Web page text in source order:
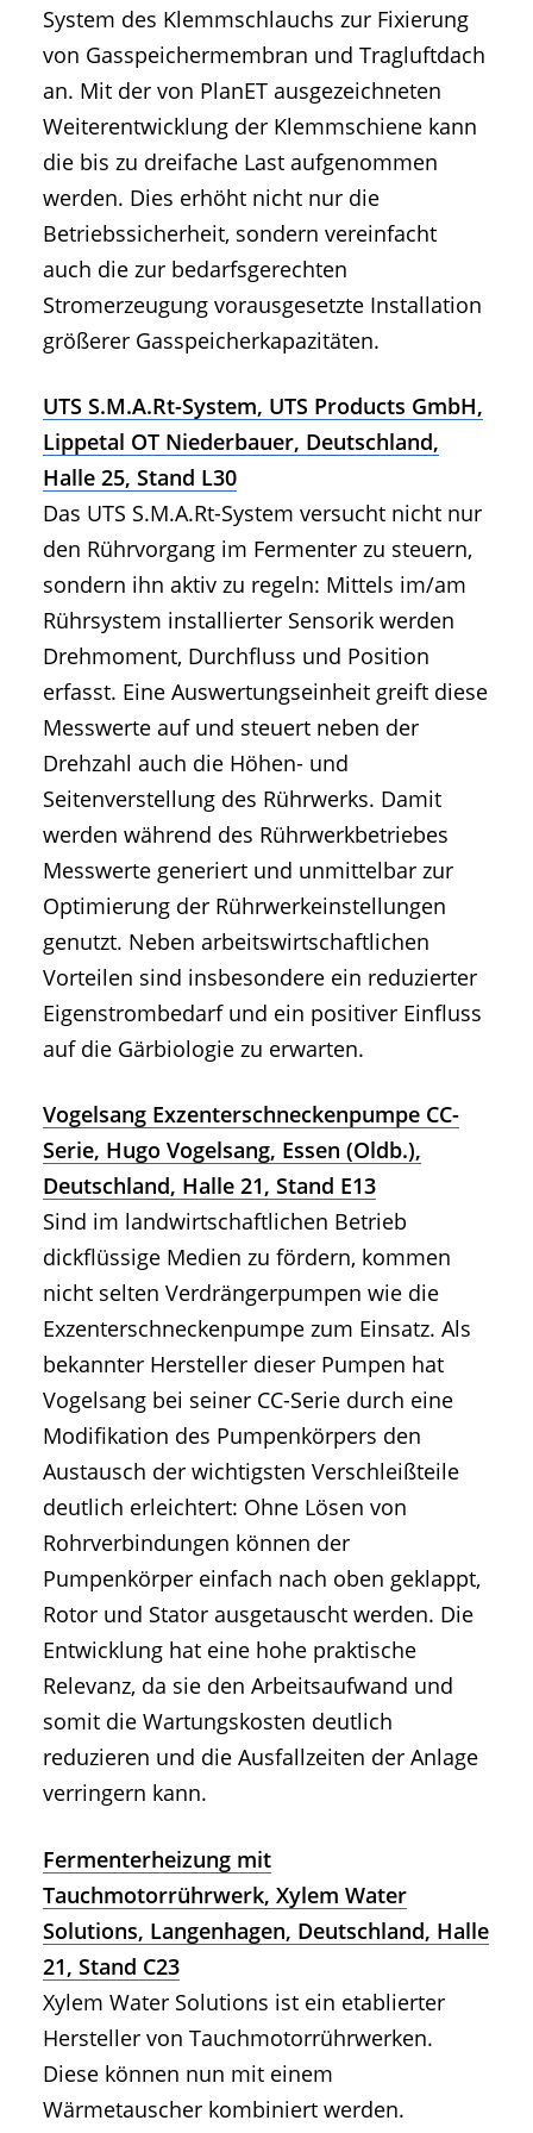
System des Klemmschlauchs zur Fixierung
von Gasspeichermembran und Tragluftdach
an. Mit der von PlanET ausgezeichneten
Weiterentwicklung der Klemmschiene kann
die bis zu dreifache Last aufgenommen
werden. Dies erhöht nicht nur die
Betriebssicherheit, sondern vereinfacht
auch die zur bedarfsgerechten
Stromerzeugung vorausgesetzte Installation
größerer Gasspeicherkapazitäten.
UTS S.M.A.Rt-System, UTS Products GmbH,
Lippetal OT Niederbauer, Deutschland,
Halle 25, Stand L30
Das UTS S.M.A.Rt-System versucht nicht nur
den Rührvorgang im Fermenter zu steuern,
sondern ihn aktiv zu regeln: Mittels im/am
Rührsystem installierter Sensorik werden
Drehmoment, Durchfluss und Position
erfasst. Eine Auswertungseinheit greift diese
Messwerte auf und steuert neben der
Drehzahl auch die Höhen- und
Seitenverstellung des Rührwerks. Damit
werden während des Rührwerkbetriebes
Messwerte generiert und unmittelbar zur
Optimierung der Rührwerkeinstellungen
genutzt. Neben arbeitswirtschaftlichen
Vorteilen sind insbesondere ein reduzierter
Eigenstrombedarf und ein positiver Einfluss
auf die Gärbiologie zu erwarten.
Vogelsang Exzenterschneckenpumpe CC-
Serie, Hugo Vogelsang, Essen (Oldb.),
Deutschland, Halle 21, Stand E13
Sind im landwirtschaftlichen Betrieb
dickflüssige Medien zu fördern, kommen
nicht selten Verdrängerpumpen wie die
Exzenterschneckenpumpe zum Einsatz. Als
bekannter Hersteller dieser Pumpen hat
Vogelsang bei seiner CC-Serie durch eine
Modifikation des Pumpenkörpers den
Austausch der wichtigsten Verschleißteile
deutlich erleichtert: Ohne Lösen von
Rohrverbindungen können der
Pumpenkörper einfach nach oben geklappt,
Rotor und Stator ausgetauscht werden. Die
Entwicklung hat eine hohe praktische
Relevanz, da sie den Arbeitsaufwand und
somit die Wartungskosten deutlich
reduzieren und die Ausfallzeiten der Anlage
verringern kann.
Fermenterheizung mit
Tauchmotorrührwerk, Xylem Water
Solutions, Langenhagen, Deutschland, Halle
21, Stand C23
Xylem Water Solutions ist ein etablierter
Hersteller von Tauchmotorrührwerken.
Diese können nun mit einem
Wärmetauscher kombiniert werden.